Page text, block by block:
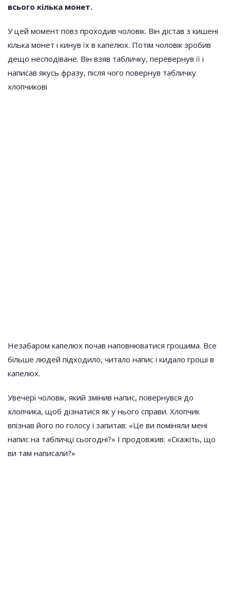
всього кілька монет.
У цей момент повз проходив чоловік. Він дістав з кишені
кілька монет і кинув їх в капелюх. Потім чоловік зробив
дещо несподіване. Він взяв табличку, перевернув її і
написав якусь фразу, після чого повернув табличку
хлопчикові
Незабаром капелюх почав наповнюватися грошима. Все
більше людей підходило, читало напис і кидало гроші в
капелюх.
Увечері чоловік, який змінив напис, повернувся до
хлопчика, щоб дізнатися як у нього справи. Хлопчик
впізнав його по голосу і запитав: «Це ви поміняли мені
напис на табличці сьогодні?» І продовжив: «Скажіть, що
ви там написали?»